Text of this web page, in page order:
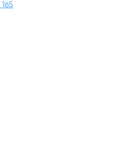
165